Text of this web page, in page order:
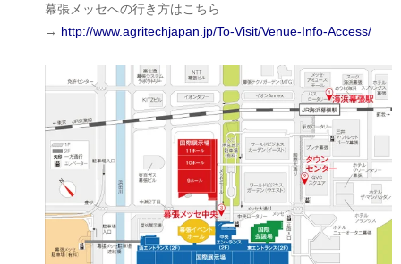
幕張メッセへの行き方はこちら
→ http://www.agritechjapan.jp/To-Visit/Venue-Info-Access/